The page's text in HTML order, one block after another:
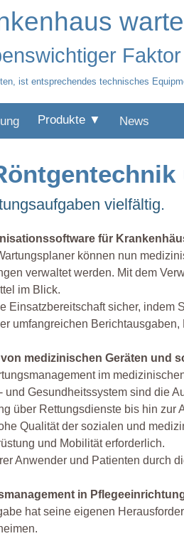
ist entsprechendes technisches
Produkte ▼ News
vielfältig.
für
können nun
verwaltet werden. Mit dem
im Blick.
Einsatzbereitschaft sicher, indem
umfangreichen Berichtausgaben,
medizinischen Geräten und
im
und Gesundheitssystem sind die
über Rettungsdienste bis hin zur
Qualität der sozialen und
und Mobilität erforderlich.
Anwender und Patienten durch
in
hat seine eigenen